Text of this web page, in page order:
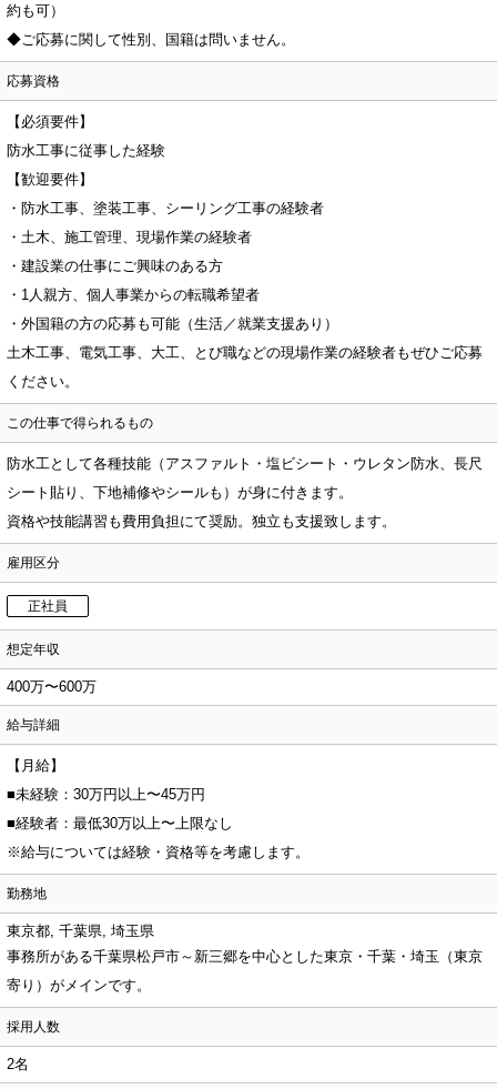
約も可）
◆ご応募に関して性別、国籍は問いません。
応募資格
【必須要件】
防水工事に従事した経験
【歓迎要件】
・防水工事、塗装工事、シーリング工事の経験者
・土木、施工管理、現場作業の経験者
・建設業の仕事にご興味のある方
・1人親方、個人事業からの転職希望者
・外国籍の方の応募も可能（生活／就業支援あり）
土木工事、電気工事、大工、とび職などの現場作業の経験者もぜひご応募
ください。
この仕事で得られるもの
防水工として各種技能（アスファルト・塩ビシート・ウレタン防水、長尺
シート貼り、下地補修やシールも）が身に付きます。
資格や技能講習も費用負担にて奨励。独立も支援致します。
雇用区分
正社員
想定年収
400万〜600万
給与詳細
【月給】
■未経験：30万円以上〜45万円
■経験者：最低30万以上〜上限なし
※給与については経験・資格等を考慮します。
勤務地
東京都, 千葉県, 埼玉県
事務所がある千葉県松戸市～新三郷を中心とした東京・千葉・埼玉（東京
寄り）がメインです。
採用人数
2名